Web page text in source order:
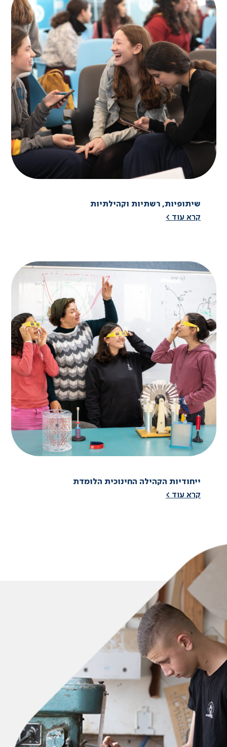
שיתופיות, רשתיות וקהילתיות
קרא עוד >
ייחודיות הקהילה החינוכית הלומדת
קרא עוד >